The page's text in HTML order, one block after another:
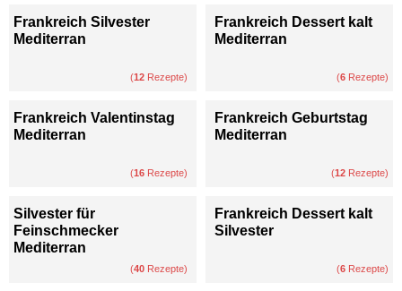
Frankreich Silvester
Mediterran
(12 Rezepte)
Frankreich Dessert kalt
Mediterran
(6 Rezepte)
Frankreich Valentinstag
Mediterran
(16 Rezepte)
Frankreich Geburtstag
Mediterran
(12 Rezepte)
Silvester für
Feinschmecker
Mediterran
(40 Rezepte)
Frankreich Dessert kalt
Silvester
(6 Rezepte)